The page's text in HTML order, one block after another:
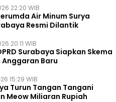
22:20 WIB
Air Minum Surya
Resmi Dilantik
20:11 WIB
Surabaya Siapkan Skema
Baru
15:29 WIB
Turun Tangan Tangani
Meow Miliaran Rupiah